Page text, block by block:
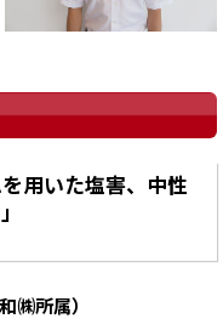
用いた塩害、中性
」
所属）